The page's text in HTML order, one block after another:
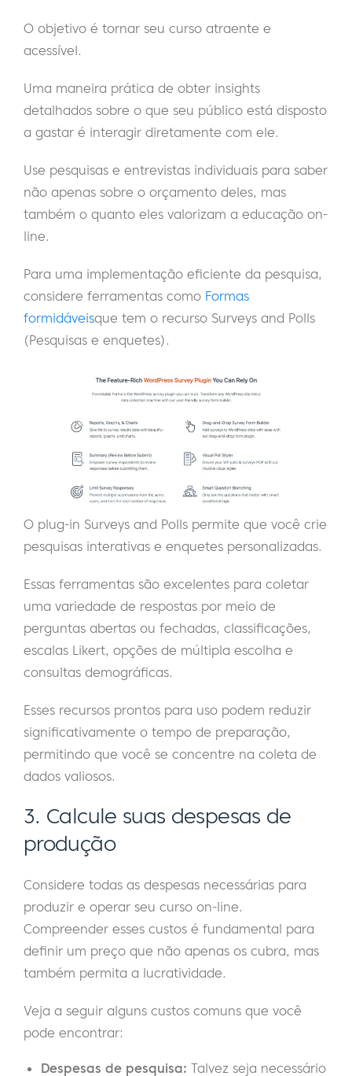
O objetivo é tornar seu curso atraente e
acessível.
Uma maneira prática de obter insights
detalhados sobre o que seu público está disposto
a gastar é interagir diretamente com ele.
Use pesquisas e entrevistas individuais para saber
não apenas sobre o orçamento deles, mas
também o quanto eles valorizam a educação on-
line.
Para uma implementação eficiente da pesquisa,
considere ferramentas como Formas
formidáveisque tem o recurso Surveys and Polls
(Pesquisas e enquetes).
O plug-in Surveys and Polls permite que você crie
pesquisas interativas e enquetes personalizadas.
Essas ferramentas são excelentes para coletar
uma variedade de respostas por meio de
perguntas abertas ou fechadas, classificações,
escalas Likert, opções de múltipla escolha e
consultas demográficas.
Esses recursos prontos para uso podem reduzir
significativamente o tempo de preparação,
permitindo que você se concentre na coleta de
dados valiosos.
3. Calcule suas despesas de
produção
Considere todas as despesas necessárias para
produzir e operar seu curso on-line.
Compreender esses custos é fundamental para
definir um preço que não apenas os cubra, mas
também permita a lucratividade.
Veja a seguir alguns custos comuns que você
pode encontrar:
Despesas de pesquisa: Talvez seja necessário